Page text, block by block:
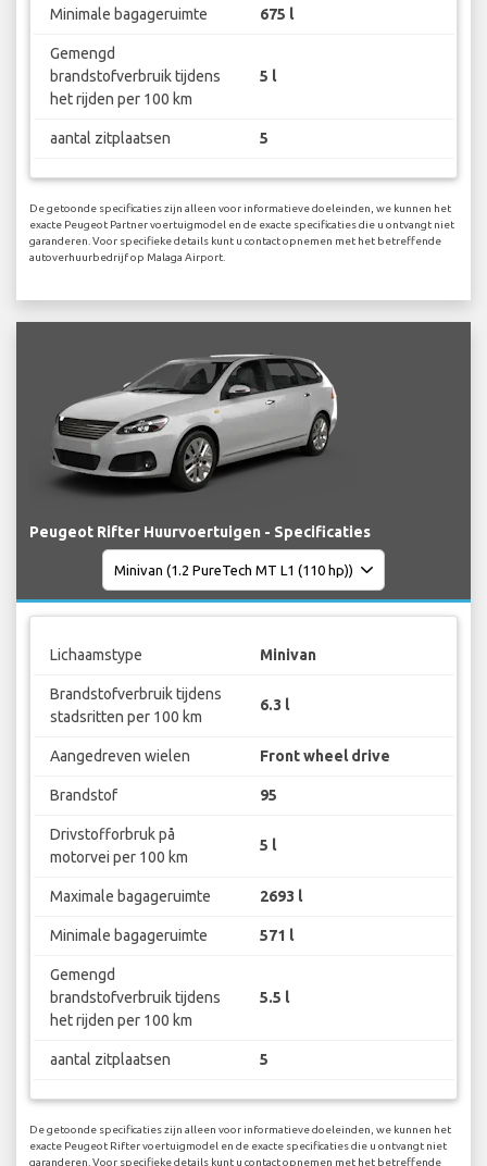
Minimale bagageruimte 675 l
Gemengd
brandstofverbruik tijdens
het rijden per 100 km
5 l
aantal zitplaatsen 5
De getoonde specificaties zijn alleen voor informatieve doeleinden, we kunnen het
exacte Peugeot Partner voertuigmodel en de exacte specificaties die u ontvangt niet
garanderen. Voor specifieke details kunt u contact opnemen met het betreffende
autoverhuurbedrijf op Malaga Airport.
Peugeot Rifter Huurvoertuigen - Specificaties
Lichaamstype Minivan
Brandstofverbruik tijdens
stadsritten per 100 km
6.3 l
Aangedreven wielen Front wheel drive
Brandstof 95
Drivstofforbruk på
motorvei per 100 km
5 l
Maximale bagageruimte 2693 l
Minimale bagageruimte 571 l
Gemengd
brandstofverbruik tijdens
het rijden per 100 km
5.5 l
aantal zitplaatsen 5
De getoonde specificaties zijn alleen voor informatieve doeleinden, we kunnen het
exacte Peugeot Rifter voertuigmodel en de exacte specificaties die u ontvangt niet
garanderen. Voor specifieke details kunt u contact opnemen met het betreffende